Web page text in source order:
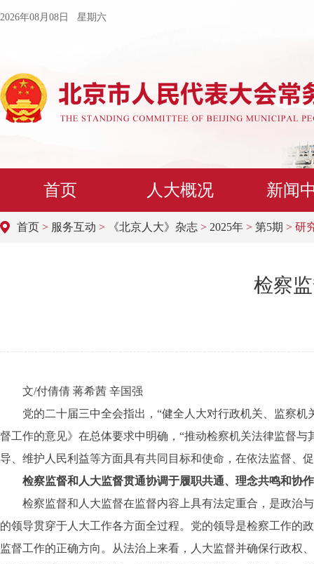
2026年08月08日 星期六
首页 人大概况 新闻
首页 > 服务互动 > 《北京人大》杂志 > 2025年 > 第5期 > 研
检察
文/付倩倩 蒋希茜 辛国强
党的二十届三中全会指出，“健全人大对行政机关、监察机
督工作的意见》在总体要求中明确，“推动检察机关法律监督
导、维护人民利益等方面具有共同目标和使命，在依法监督、
检察监督和人大监督贯通协调于履职共通、理念共鸣和协
检察监督和人大监督在监督内容上具有法定重合，是政治与
的领导贯穿于人大工作各方面全过程。党的领导是检察工作的
监督工作的正确方向。从法治上来看，人大监督并确保行政权